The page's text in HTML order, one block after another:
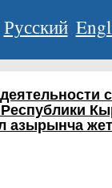
Русский
азырынча